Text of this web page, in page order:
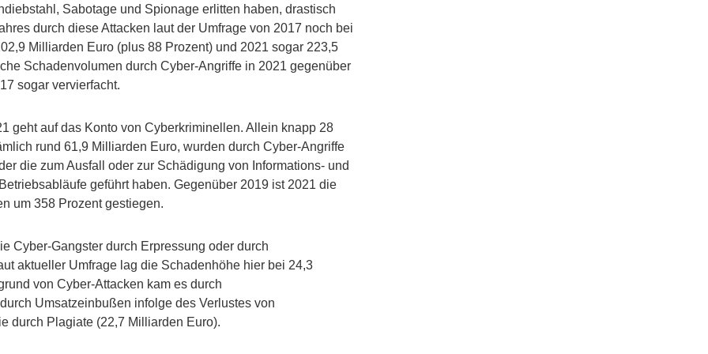
Sabotage und Spionage erlitten haben, drastisch
durch diese Attacken laut der Umfrage von 2017 noch bei
Milliarden Euro (plus 88 Prozent) und 2021 sogar 223,5
Schadenvolumen durch Cyber-Angriffe in 2021 gegenüber
sogar vervierfacht.
geht auf das Konto von Cyberkriminellen. Allein knapp 28
rund 61,9 Milliarden Euro, wurden durch Cyber-Angriffe
die zum Ausfall oder zur Schädigung von Informations- und
geführt haben. Gegenüber 2019 ist 2021 die
um 358 Prozent gestiegen.
Cyber-Gangster durch Erpressung oder durch
aktueller Umfrage lag die Schadenhöhe hier bei 24,3
von Cyber-Attacken kam es durch
Umsatzeinbußen infolge des Verlustes von
durch Plagiate (22,7 Milliarden Euro).